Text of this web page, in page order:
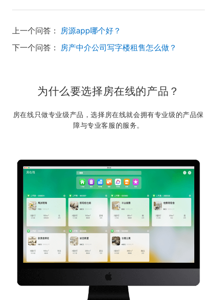
上一个问答： 房源app哪个好？
下一个问答： 房产中介公司写字楼租售怎么做？
为什么要选择房在线的产品？
房在线只做专业级产品，选择房在线就会拥有专业级的产品保
障与专业客服的服务。